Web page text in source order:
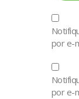
por e-
por e-